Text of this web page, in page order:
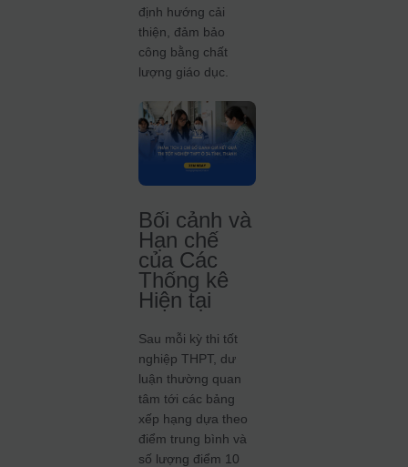
định hướng cải
thiện, đảm bảo
công bằng chất
lượng giáo dục.
Bối cảnh và
Hạn chế
của Các
Thống kê
Hiện tại
Sau mỗi kỳ thi tốt
nghiệp THPT, dư
luận thường quan
tâm tới các bảng
xếp hạng dựa theo
điểm trung bình và
số lượng điểm 10